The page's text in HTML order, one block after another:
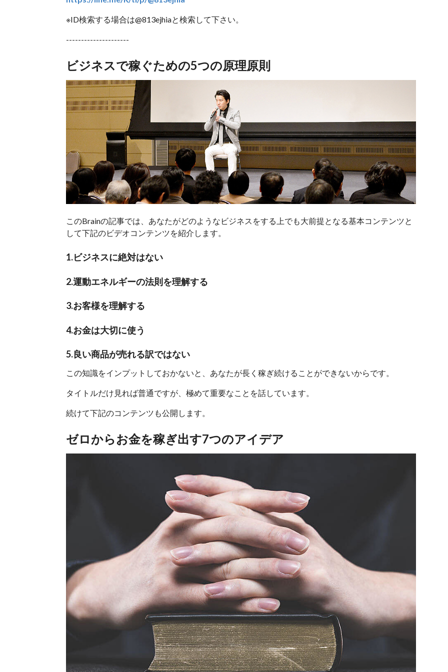
※ID検索する場合は@813ejhiaと検索して下さい。
---------------------
ビジネスで稼ぐための5つの原理原則
このBrainの記事では、あなたがどのようなビジネスをする上でも大前提となる基本コンテンツと
して下記のビデオコンテンツを紹介します。
1.ビジネスに絶対はない
2.運動エネルギーの法則を理解する
3.お客様を理解する
4.お金は大切に使う
5.良い商品が売れる訳ではない
この知識をインプットしておかないと、あなたが長く稼ぎ続けることができないからです。
タイトルだけ見れば普通ですが、極めて重要なことを話しています。
続けて下記のコンテンツも公開します。
ゼロからお金を稼ぎ出す7つのアイデア